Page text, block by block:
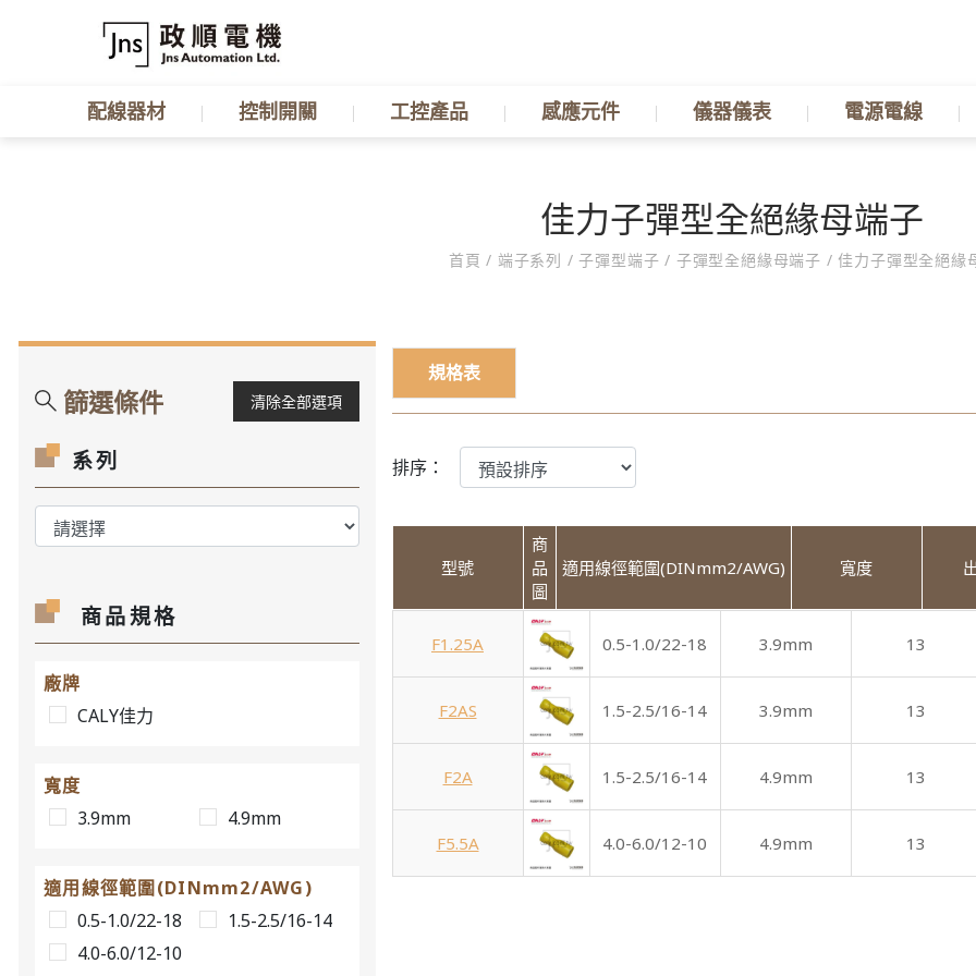
配線器材 控制開關 工控產品 感應元件 儀器儀表 電源電線
佳力子彈型全絕緣母端子
首頁/ 端子系列 / 子彈型端子/ 子彈型全絕緣母端子 / 佳力子彈型全絕緣
篩選條件 清除全部選項
系列
商品規格
廠牌
CALY佳力
寬度
3.9mm
4.9mm
適用線徑範圍(DINmm2/AWG)
0.5-1.0/22-18
1.5-2.5/16-14
4.0-6.0/12-10
規格表
排序：
型號
商
品
圖
適用線徑範圍(DINmm2/AWG) 寬度
F1.25A 0.5-1.0/22-18 3.9mm 13
F2AS 1.5-2.5/16-14 3.9mm 13
F2A 1.5-2.5/16-14 4.9mm 13
F5.5A 4.0-6.0/12-10 4.9mm 13